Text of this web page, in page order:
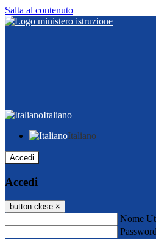
Salta al contenuto
Italiano
Italiano
Accedi
Accedi
button close ×
Nome